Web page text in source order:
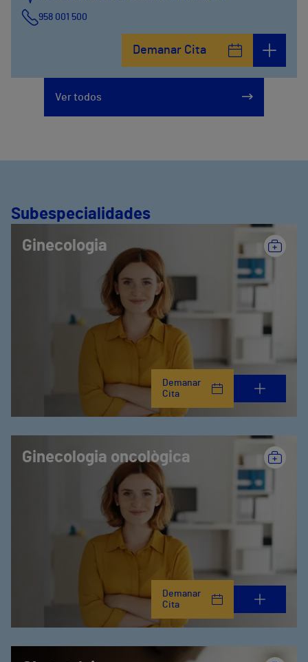
958 001 500
Demanar Cita
Ver todos
Subespecialidades
Ginecologia
Demanar
Cita
Ginecologia oncològica
Demanar
Cita